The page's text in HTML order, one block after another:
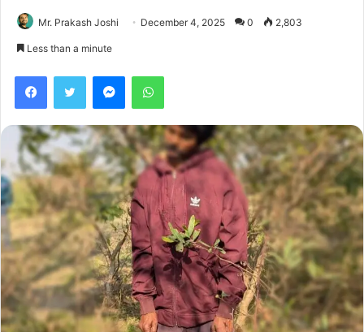
Mr. Prakash Joshi December 4, 2025 0 2,803
Less than a minute
FacebookTwitter MessengerWhatsApp